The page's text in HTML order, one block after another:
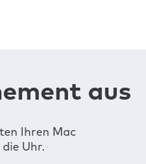
aus
Ihren Mac
Uhr.